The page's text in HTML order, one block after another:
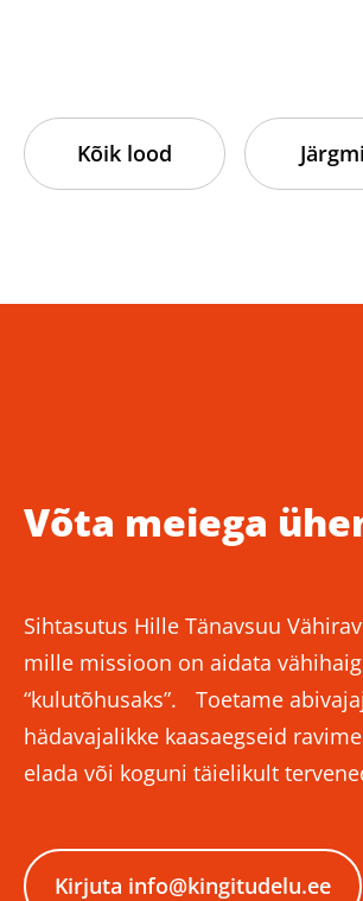
Kõik lood
Võta meiega
Sihtasutus Hille Tänavsuu
mille missioon on aidata
“kulutõhusaks”. Toetame
hädavajalikke kaasaegseid
elada või koguni täielikult
Kirjuta info@kingitudelu.ee